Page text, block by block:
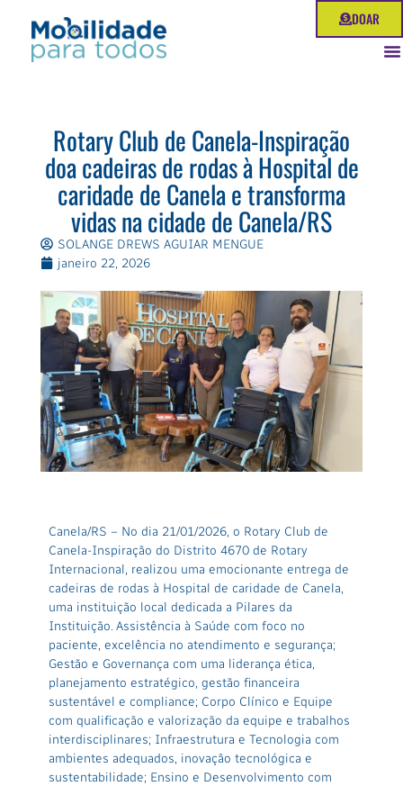
DOAR
Rotary Club de Canela-Inspiração
doa cadeiras de rodas à Hospital de
caridade de Canela e transforma
vidas na cidade de Canela/RS
SOLANGE DREWS AGUIAR MENGUE
janeiro 22, 2026
Canela/RS – No dia 21/01/2026, o Rotary Club de
Canela-Inspiração do Distrito 4670 de Rotary
Internacional, realizou uma emocionante entrega de
cadeiras de rodas à Hospital de caridade de Canela,
uma instituição local dedicada a Pilares da
Instituição. Assistência à Saúde com foco no
paciente, excelência no atendimento e segurança;
Gestão e Governança com uma liderança ética,
planejamento estratégico, gestão financeira
sustentável e compliance; Corpo Clínico e Equipe
com qualificação e valorização da equipe e trabalhos
interdisciplinares; Infraestrutura e Tecnologia com
ambientes adequados, inovação tecnológica e
sustentabilidade; Ensino e Desenvolvimento com